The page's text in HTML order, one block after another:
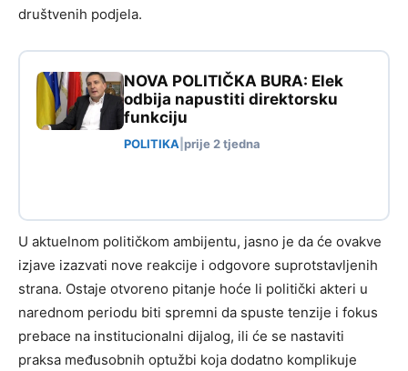
društvenih podjela.
NOVA POLITIČKA BURA: Elek
odbija napustiti direktorsku
funkciju
POLITIKA prije 2 tjedna
U aktuelnom političkom ambijentu, jasno je da će ovakve
izjave izazvati nove reakcije i odgovore suprotstavljenih
strana. Ostaje otvoreno pitanje hoće li politički akteri u
narednom periodu biti spremni da spuste tenzije i fokus
prebace na institucionalni dijalog, ili će se nastaviti
praksa međusobnih optužbi koja dodatno komplikuje